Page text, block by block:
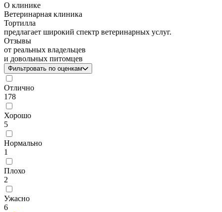
О клинике
Ветеринарная клиника
Тортилла
предлагает широкий спектр ветеринарных услуг.
Отзывы
от реальных владельцев
и довольных питомцев
Фильтровать по оценкам
Отлично
178
Хорошо
5
Нормально
1
Плохо
2
Ужасно
6